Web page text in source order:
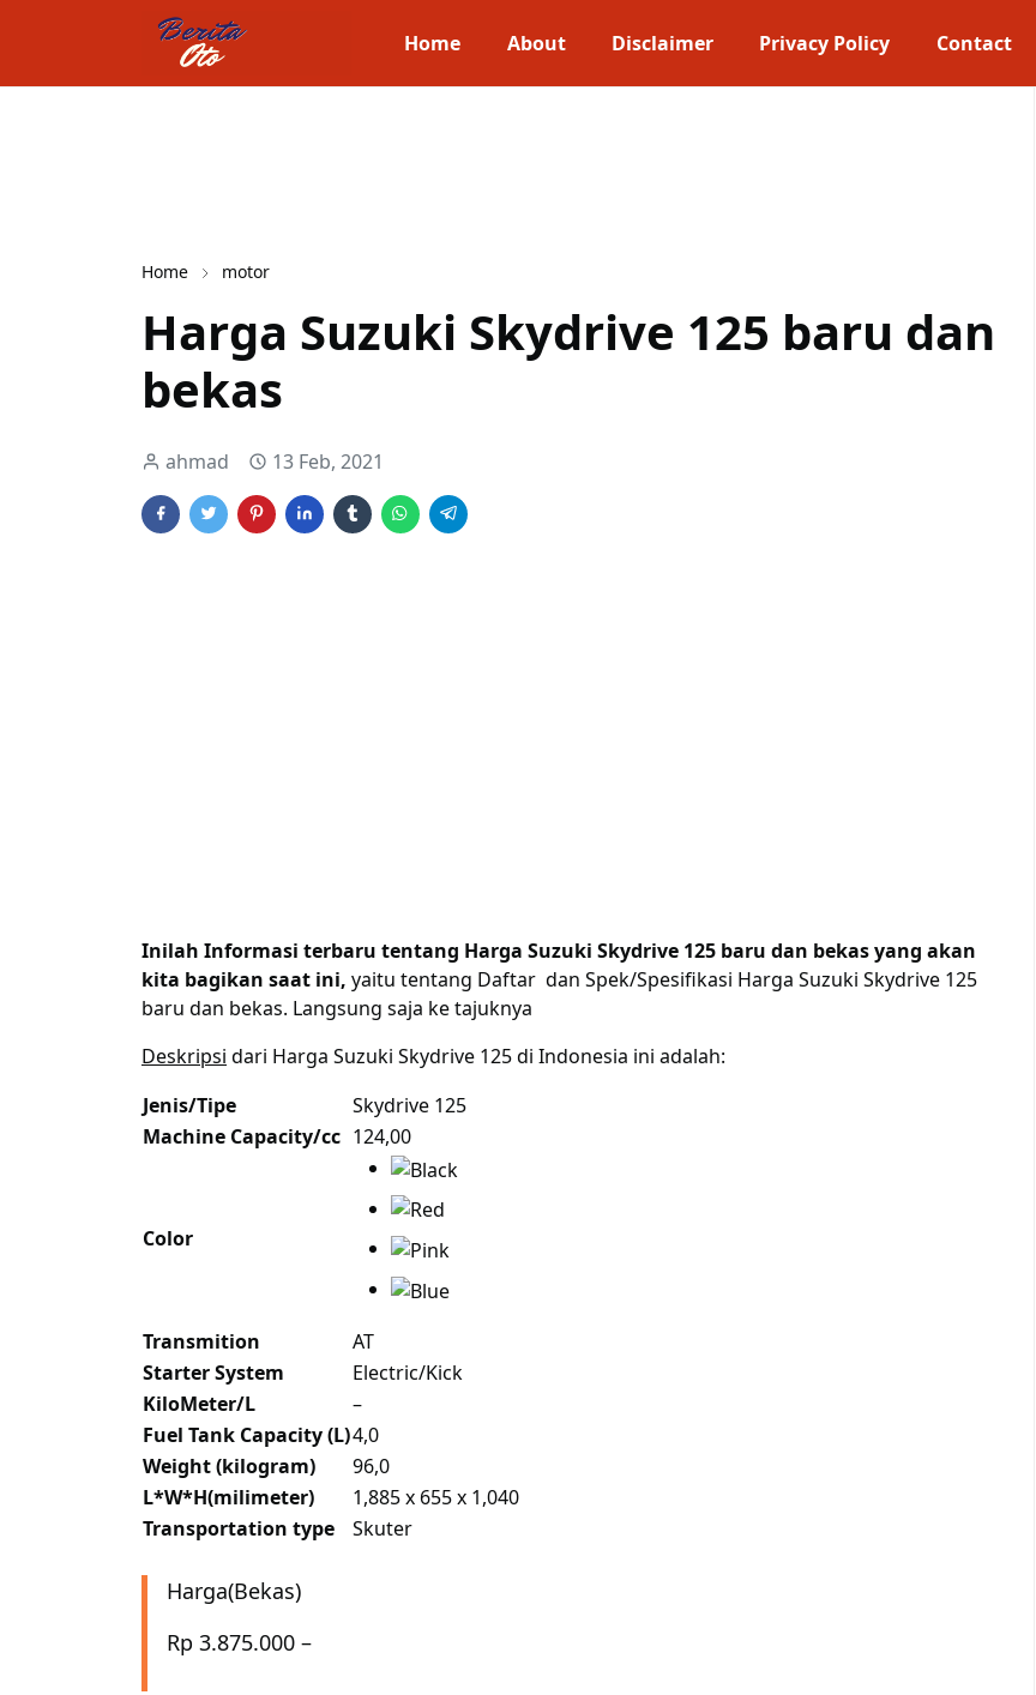
Home About Disclaimer Privacy Policy Contact
Home motor
Harga Suzuki Skydrive 125 baru dan
bekas
ahmad 13 Feb, 2021
Inilah Informasi terbaru tentang Harga Suzuki Skydrive 125 baru dan bekas yang akan
kita bagikan saat ini, yaitu tentang Daftar dan Spek/Spesifikasi Harga Suzuki Skydrive 125
baru dan bekas. Langsung saja ke tajuknya
Deskripsi dari Harga Suzuki Skydrive 125 di Indonesia ini adalah:
Jenis/Tipe
Skydrive 125
Machine Capacity/cc 124,00
Color
Transmition
AT
Starter System
Electric/Kick
KiloMeter/L
–
Fuel Tank Capacity (L)4,0
Weight (kilogram)
96,0
L*W*H(milimeter)
1,885 x 655 x 1,040
Transportation type
Skuter
Harga(Bekas)
Rp 3.875.000 –